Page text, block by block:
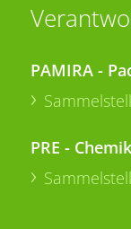
PAMIRA -
PRE -